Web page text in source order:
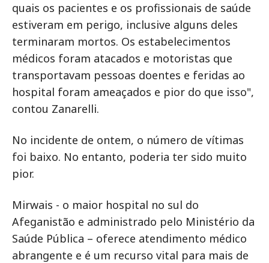
quais os pacientes e os profissionais de saúde
estiveram em perigo, inclusive alguns deles
terminaram mortos. Os estabelecimentos
médicos foram atacados e motoristas que
transportavam pessoas doentes e feridas ao
hospital foram ameaçados e pior do que isso",
contou Zanarelli.
No incidente de ontem, o número de vítimas
foi baixo. No entanto, poderia ter sido muito
pior.
Mirwais - o maior hospital no sul do
Afeganistão e administrado pelo Ministério da
Saúde Pública – oferece atendimento médico
abrangente e é um recurso vital para mais de